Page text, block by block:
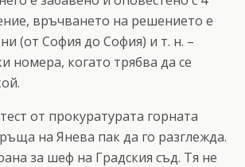
връчването на решението е
(от София до София) и т. н. –
номера, когато трябва да се
от прокуратурата горната
на Янева пак да го разглежда.
за шеф на Градския съд. Тя не